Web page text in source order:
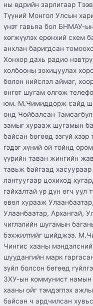
ны өдрийн зарлигаар
Түүний Монгол Улсын
үнэт гавьяа бол БНМАУ-
хөгжүүлэх ерөнхий схем
анхлан баригдсан
Хонхор дахь радио
холбооны зохицуулах
болон нийслэл аймаг,
өнгөт шугам өлгөж
юм. М.Чимиддорж сайд
онд Чойбалсан
замыг хурааж шугамын
байсан бөгөөд эзгүй
гэдэг хүний ой тойнд
үүрийн таван жингийн
тавьж байгаад
лантуугаар цохиход
гайхалтай үр дүн өгч
өвөл хурааж
Улаанбаатар, Архангай,
чиглэлийн шугамын
бэхжилтийг шийджээ.
Чингис хааны
шуудангийн марк
зүйл болсон бөгөөд
ЗХУ-ын коммунист намын
хааны ойг тэмдэглэх
байсан ч ардчилсан